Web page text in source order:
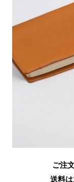
ご注
送料